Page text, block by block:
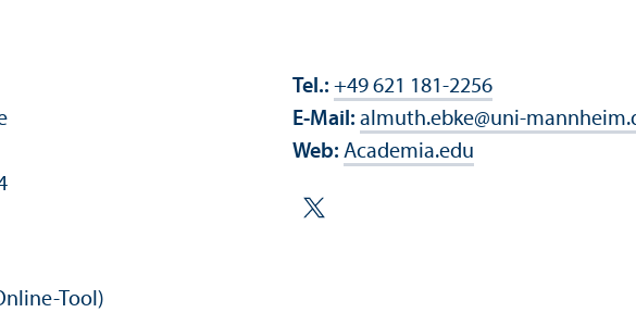
Tel.: +49 621 181-2256
E-Mail: almuth.ebke@uni-
Web: Academia.edu
Tool)